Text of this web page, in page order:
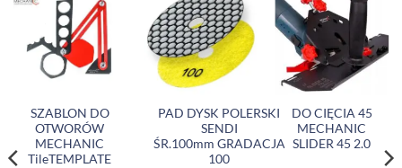
SZABLON DO
OTWORÓW
MECHANIC
TileTEMPLATE
PAD DYSK POLERSKI
SENDI
ŚR.100mm GRADACJA
100
DO CIĘCIA 45
MECHANIC
SLIDER 45 2.0